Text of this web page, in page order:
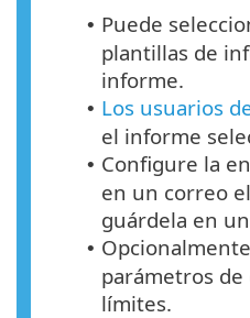
• Puede
plantillas de
informe.
• Los usuarios
el informe
• Configure la
en un correo
guárdela en
•
parámetros
límites.